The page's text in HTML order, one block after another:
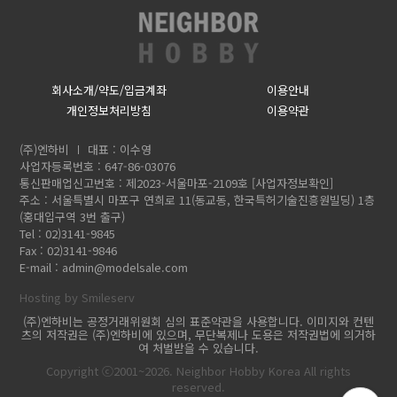
회사소개/약도/입금계좌
이용안내
개인정보처리방침
이용약관
(주)엔하비
대표 : 이수영
사업자등록번호 : 647-86-03076
통신판매업신고번호 : 제2023-서울마포-2109호 [사업자정보확인]
주소 : 서울특별시 마포구 연희로 11(동교동, 한국특허기술진흥원빌딩) 1층
(홍대입구역 3번 출구)
Tel : 02)3141-9845
Fax : 02)3141-9846
E-mail : admin@modelsale.com
Hosting by Smileserv
(주)엔하비는 공정거래위원회 심의 표준약관을 사용합니다. 이미지와 컨텐
츠의 저작권은 (주)엔하비에 있으며, 무단복제나 도용은 저작권법에 의거하
여 처벌받을 수 있습니다.
Copyright ⓒ2001~2026. Neighbor Hobby Korea All rights
reserved.